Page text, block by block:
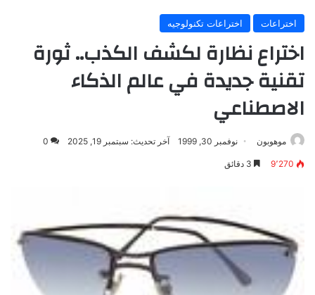
اختراعات اختراعات تكنولوجيه
اختراع نظارة لكشف الكذب.. ثورة
تقنية جديدة في عالم الذكاء
الاصطناعي
موهوبون نوفمبر 30, 1999 آخر تحديث: سبتمبر 19, 2025 0
9٬270